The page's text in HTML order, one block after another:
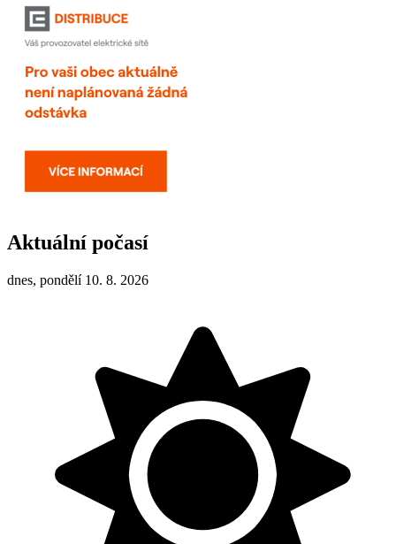
Aktuální počasí
dnes, pondělí 10. 8. 2026